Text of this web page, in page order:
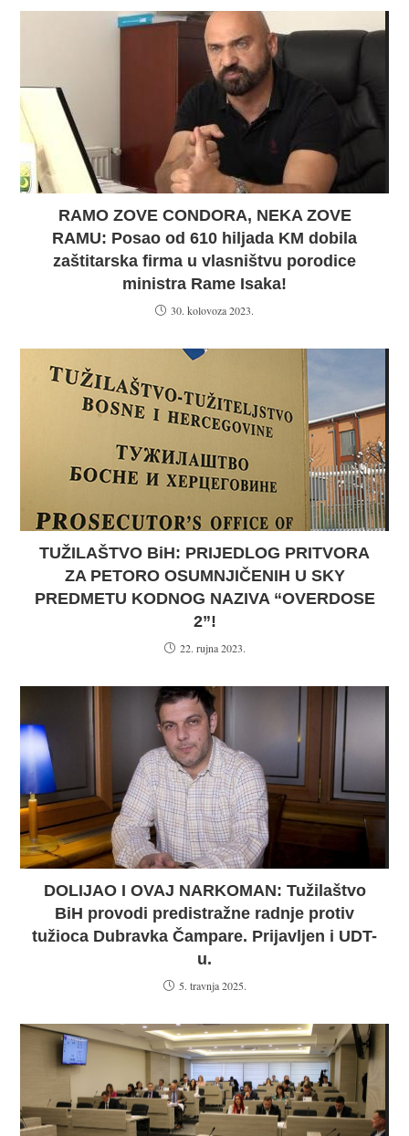
RAMO ZOVE CONDORA, NEKA ZOVE
RAMU: Posao od 610 hiljada KM dobila
zaštitarska firma u vlasništvu porodice
ministra Rame Isaka!
30. kolovoza 2023.
TUŽILAŠTVO BiH: PRIJEDLOG PRITVORA
ZA PETORO OSUMNJIČENIH U SKY
PREDMETU KODNOG NAZIVA “OVERDOSE
2”!
22. rujna 2023.
DOLIJAO I OVAJ NARKOMAN: Tužilaštvo
BiH provodi predistražne radnje protiv
tužioca Dubravka Čampare. Prijavljen i UDT-
u.
5. travnja 2025.